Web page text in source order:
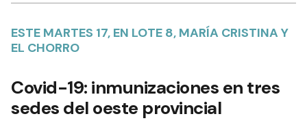
ESTE MARTES 17, EN LOTE 8, MARÍA CRISTINA Y
EL CHORRO
Covid-19: inmunizaciones en tres
sedes del oeste provincial